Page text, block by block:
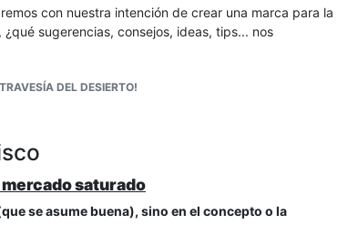
con nuestra intención de crear una marca para la
sugerencias, consejos, ideas, tips... nos
DEL DESIERTO!
saturado
se asume buena), sino en el concepto o la